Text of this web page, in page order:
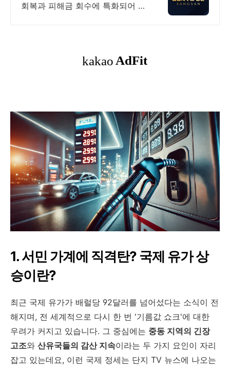
회복과 피해금 회수에 특화되어 있
1. 서민 가계에 직격탄? 국제 유가 상
승이란?
최근 국제 유가가 배럴당 92달러를 넘어섰다는 소식이 전
해지며, 전 세계적으로 다시 한 번 '기름값 쇼크'에 대한
우려가 커지고 있습니다. 그 중심에는 중동 지역의 긴장
고조와 산유국들의 감산 지속이라는 두 가지 요인이 자리
잡고 있는데요, 이런 국제 정세는 단지 TV 뉴스에 나오는